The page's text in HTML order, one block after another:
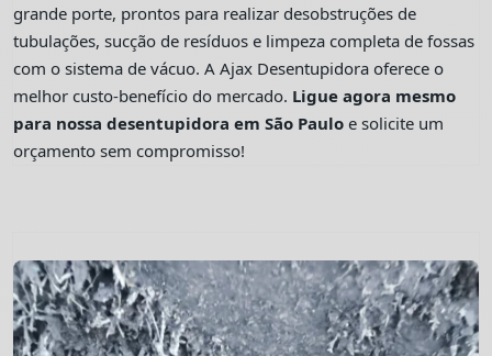
grande porte, prontos para realizar desobstruções de
tubulações, sucção de resíduos e limpeza completa de fossas
com o sistema de vácuo. A Ajax Desentupidora oferece o
melhor custo-benefício do mercado. Ligue agora mesmo
para nossa desentupidora em São Paulo e solicite um
orçamento sem compromisso!